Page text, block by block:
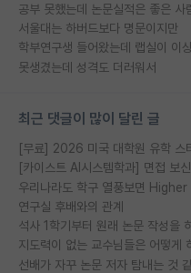
공부 못했는데 논문실적은 좋은 사
서울대는 하버드보다 명문이지만
학부연구생 들어왔는데 랩실이 이
못생겼는데 성격도 더러워서
최근 댓글이 많이 달린 글
[카이스트 AI시스템학과] 면접 보
연구실 후배와의 관계
석사 1학기부터 원래 논문 작성을
지도력이 없는 교수님들은 어떻게
선배가 자꾸 논문 저자 탐내는 것